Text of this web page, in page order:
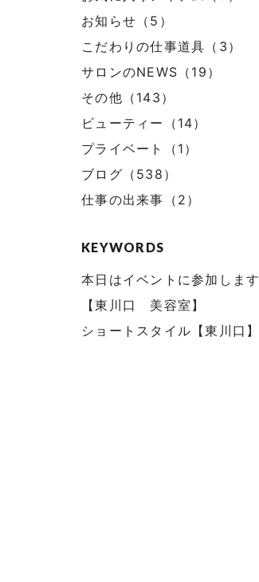
お知らせ（5）
こだわりの仕事道具（3）
サロンのNEWS（19）
その他（143）
ビューティー（14）
プライベート（1）
ブログ（538）
仕事の出来事（2）
KEYWORDS
本日はイベントに参加します
【東川口 美容室】
ショートスタイル【東川口】